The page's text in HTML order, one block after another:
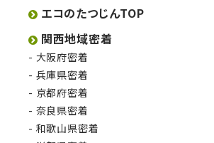
エコのたつじんTOP
関西地域密着
大阪府密着
兵庫県密着
京都府密着
奈良県密着
和歌山県密着